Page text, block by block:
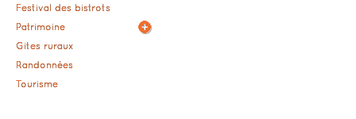
Festival des bistrots
Patrimoine
Gites ruraux
Randonnées
Tourisme